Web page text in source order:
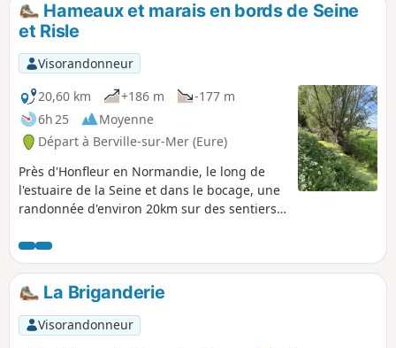
p
Hameaux et marais en bords de Seine
et Risle
Visorandonneur
20,60 km
+186 m
-177 m
6h 25
Moyenne
Départ à Berville-sur-Mer (Eure)
Près d'Honfleur en Normandie, le long de
l'estuaire de la Seine et dans le bocage, une
randonnée d'environ 20km sur des sentiers
La Briganderie
Visorandonneur